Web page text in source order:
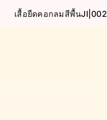
เสื้อยืดคอกลมสีพื้นJI|002